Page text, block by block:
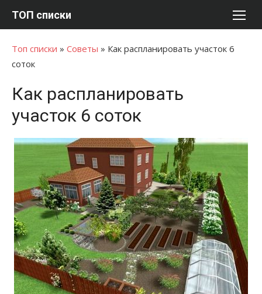
ТОП списки
Топ списки » Советы » Как распланировать участок 6
соток
Как распланировать
участок 6 соток